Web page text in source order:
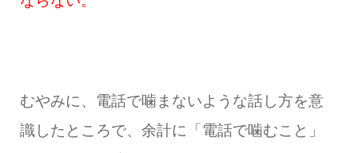
むやみに、電話で噛まないような話し方を意
識したところで、余計に「電話で噛むこと」